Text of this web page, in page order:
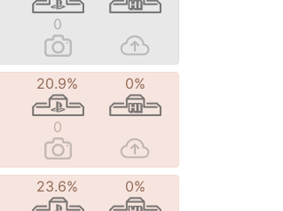
0
20.9% 0%
0
23.6% 0%